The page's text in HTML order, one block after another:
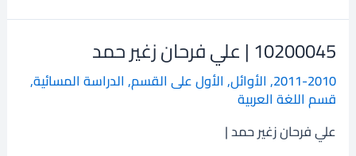
10200045 | علي فرحان زغير حمد
2011-2010
, الأوائل, الأول على القسم, الدراسة المسائية,
قسم اللغة العربية
علي فرحان زغير حمد |
10200045
علي
فرحان
زغير
حمد